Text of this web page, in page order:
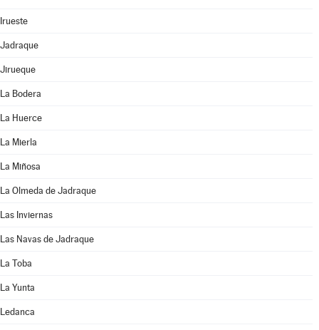
Irueste
Jadraque
Jirueque
La Bodera
La Huerce
La Mierla
La Miñosa
La Olmeda de Jadraque
Las Inviernas
Las Navas de Jadraque
La Toba
La Yunta
Ledanca